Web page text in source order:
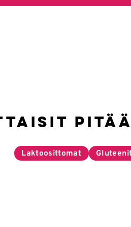
Laktoosittomat